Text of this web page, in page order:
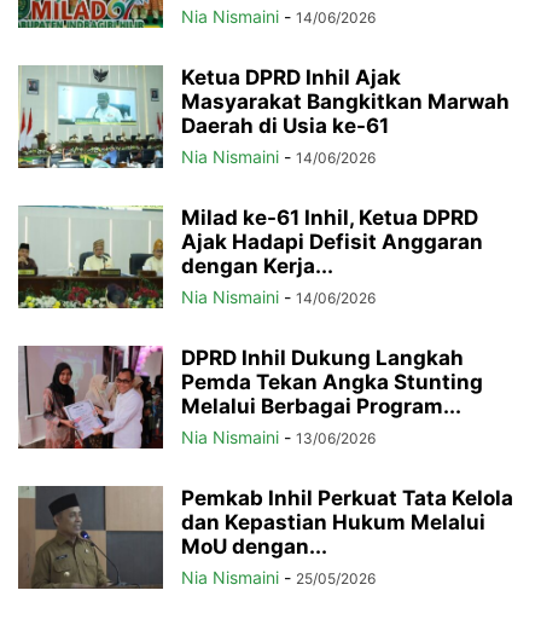
Nia Nismaini - 14/06/2026
Ketua DPRD Inhil Ajak
Masyarakat Bangkitkan Marwah
Daerah di Usia ke-61
Nia Nismaini - 14/06/2026
Milad ke-61 Inhil, Ketua DPRD
Ajak Hadapi Defisit Anggaran
dengan Kerja...
Nia Nismaini - 14/06/2026
DPRD Inhil Dukung Langkah
Pemda Tekan Angka Stunting
Melalui Berbagai Program...
Nia Nismaini - 13/06/2026
Pemkab Inhil Perkuat Tata Kelola
dan Kepastian Hukum Melalui
MoU dengan...
Nia Nismaini - 25/05/2026